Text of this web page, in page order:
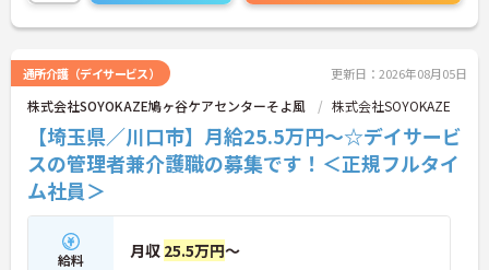
通所介護（デイサービス） 更新日：2026年08月05日
株式会社SOYOKAZE鳩ヶ谷ケアセンターそよ風 株式会社SOYOKAZE
【埼玉県／川口市】月給25.5万円～☆デイサービ
スの管理者兼介護職の募集です！＜正規フルタイ
ム社員＞
給料 月収 25.5万円～